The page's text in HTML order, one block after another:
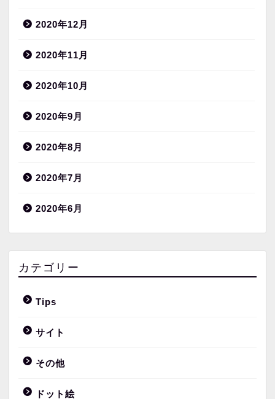
2020年12月
2020年11月
2020年10月
2020年9月
2020年8月
2020年7月
2020年6月
カテゴリー
Tips
サイト
その他
ドット絵